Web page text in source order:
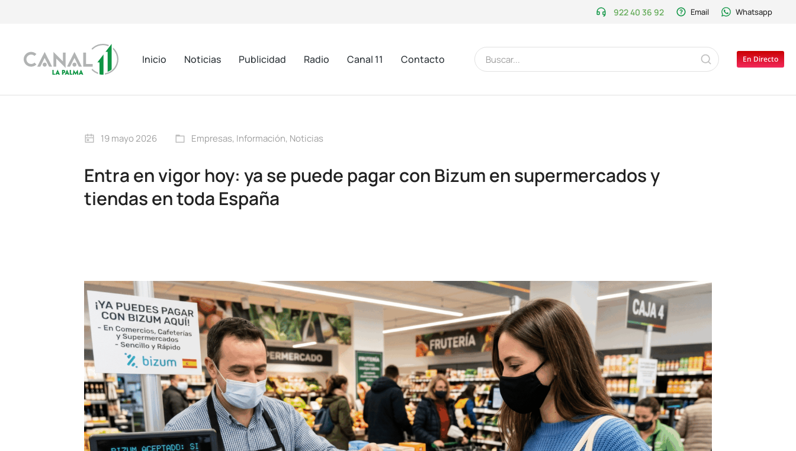
922 40 36 92 Email Whatsapp
Inicio Noticias Publicidad Radio Canal 11 Contacto En Directo
19 mayo 2026 Empresas, Información, Noticias
Entra en vigor hoy: ya se puede pagar con Bizum en supermercados y
tiendas en toda España